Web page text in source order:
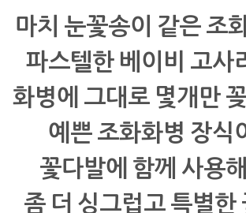
마치 눈꽃송이 같은 조
파스텔한 베이비 고사
화병에 그대로 몇개만
예쁜 조화화병 장식
꽃다발에 함께 사용
좀 더 싱그럽고 특별한